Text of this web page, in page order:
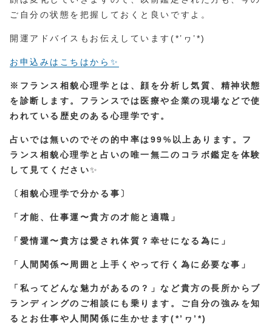
ご自分の状態を把握しておくと良いですよ。
開運アドバイスもお伝えしています(*’ヮ’*)
お申込みはこちはから✨
※フランス相貌心理学とは、顔を分析し気質、精神状態
を診断します。フランスでは医療や企業の現場などで使
われている歴史のある心理学です。
占いでは無いのでその的中率は99%以上あります。フ
ランス相貌心理学と占いの唯一無二のコラボ鑑定を体験
して見てください✨
〔相貌心理学で分かる事〕
「才能、仕事運〜貴方の才能と適職」
「愛情運〜貴方は愛され体質？幸せになる為に」
「人間関係〜周囲と上手くやって行く為に必要な事」
「私ってどんな魅力があるの？」など貴方の長所からブ
ランディングのご相談にも乗ります。ご自分の強みを知
るとお仕事や人間関係に生かせます(*’ヮ’*)